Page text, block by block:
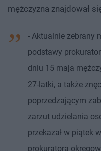
mężczyzna znajdował
- Aktualnie zebrany
podstawy
dniu 15 maja
27-latki, a także
poprzedzającym
zarzut udzielania
przekazał w piątek
prokuratora